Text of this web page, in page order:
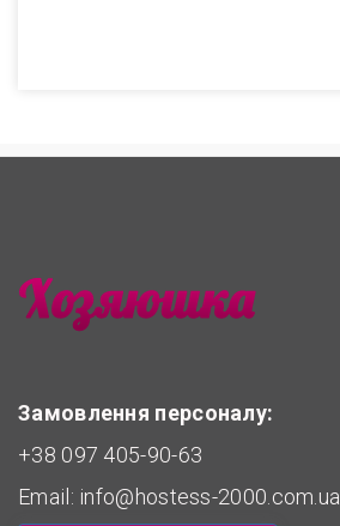
Замовлення персоналу:
+38 097 405-90-63
Email: info@hostess-2000.com.ua